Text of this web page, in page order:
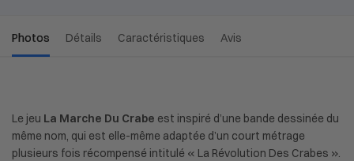
Photos Détails Caractéristiques Avis
Le jeu La Marche Du Crabe est inspiré d’une bande dessinée du
même nom, qui est elle-même adaptée d’un court métrage
plusieurs fois récompensé intitulé « La Révolution Des Crabes ».